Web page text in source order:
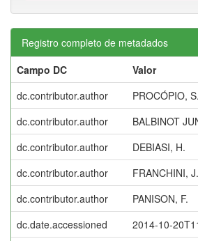
Registro completo de metadados
Campo DC
Valor
dc.contributor.author
PROCÓPIO,
dc.contributor.author
BALBINOT
dc.contributor.author
DEBIASI, H.
dc.contributor.author
FRANCHINI,
dc.contributor.author
PANISON, F.
dc.date.accessioned
2014-10-